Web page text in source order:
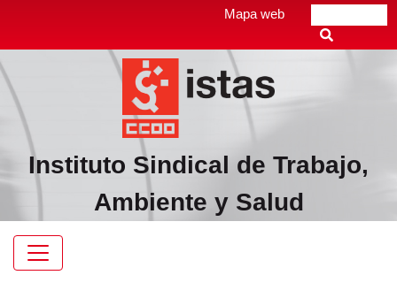
contenido
principal
Mapa web
Instituto Sindical de Trabajo,
Ambiente y Salud
Navegación